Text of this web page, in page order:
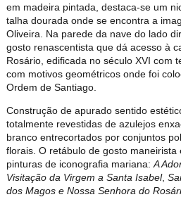
em madeira pintada, destaca-se um
talha dourada onde se encontra a
Oliveira. Na parede da nave do lado
gosto renascentista que dá acesso à
Rosário, edificada no século XVI com
com motivos geométricos onde foi
Ordem de Santiago.
Construção de apurado sentido
totalmente revestidas de azulejos
branco entrecortados por conjuntos
florais. O retábulo de gosto
pinturas de iconografia mariana:A
Visitação da Virgem a Santa Isabel,
dos Magos e Nossa Senhora do